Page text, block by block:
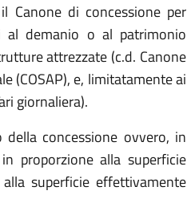
di concessione per
al demanio o al patrimonio
attrezzate (c.d. Canone
(COSAP), e, limitatamente ai
giornaliera).
concessione ovvero, in
proporzione alla superficie
superficie effettivamente